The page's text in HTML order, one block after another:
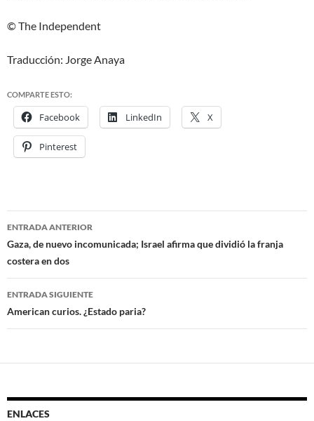
© The Independent
Traducción: Jorge Anaya
COMPARTE ESTO:
Facebook LinkedIn X
Pinterest
Navegación
de
entradas
ENTRADA ANTERIOR
Gaza, de nuevo incomunicada; Israel afirma que dividió la franja
costera en dos
ENTRADA SIGUIENTE
American curios. ¿Estado paria?
ENLACES